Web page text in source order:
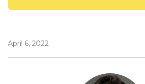
April 6, 2022